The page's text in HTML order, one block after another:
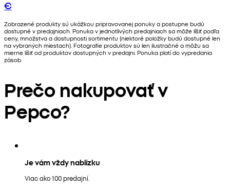
€
Zobrazené produkty sú ukážkou pripravovanej ponuky a postupne budú
dostupné v predajniach. Ponuka v jednotlivých predajniach sa môže líšiť podľa
ceny, množstva a dostupnosti sortimentu (niektoré položky budú dostupné len
na vybraných miestach). Fotografie produktov sú len ilustračné a môžu sa
mierne líšiť od produktov dostupných v predajni. Ponuka platí do vypredania
zásob.
Prečo nakupovať v
Pepco?
Je vám vždy nablízku
Viac ako 100 predajní.